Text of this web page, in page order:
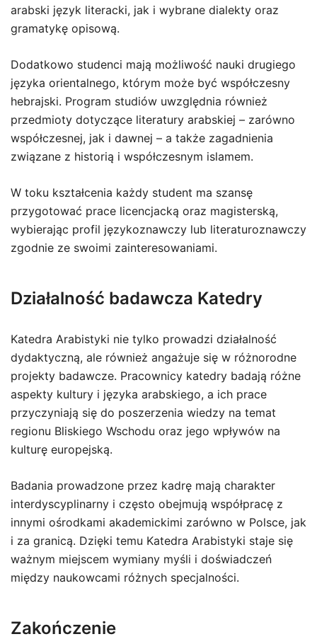
arabski język literacki, jak i wybrane dialekty oraz
gramatykę opisową.
Dodatkowo studenci mają możliwość nauki drugiego
języka orientalnego, którym może być współczesny
hebrajski. Program studiów uwzględnia również
przedmioty dotyczące literatury arabskiej – zarówno
współczesnej, jak i dawnej – a także zagadnienia
związane z historią i współczesnym islamem.
W toku kształcenia każdy student ma szansę
przygotować prace licencjacką oraz magisterską,
wybierając profil językoznawczy lub literaturoznawczy
zgodnie ze swoimi zainteresowaniami.
Działalność badawcza Katedry
Katedra Arabistyki nie tylko prowadzi działalność
dydaktyczną, ale również angażuje się w różnorodne
projekty badawcze. Pracownicy katedry badają różne
aspekty kultury i języka arabskiego, a ich prace
przyczyniają się do poszerzenia wiedzy na temat
regionu Bliskiego Wschodu oraz jego wpływów na
kulturę europejską.
Badania prowadzone przez kadrę mają charakter
interdyscyplinarny i często obejmują współpracę z
innymi ośrodkami akademickimi zarówno w Polsce, jak
i za granicą. Dzięki temu Katedra Arabistyki staje się
ważnym miejscem wymiany myśli i doświadczeń
między naukowcami różnych specjalności.
Zakończenie